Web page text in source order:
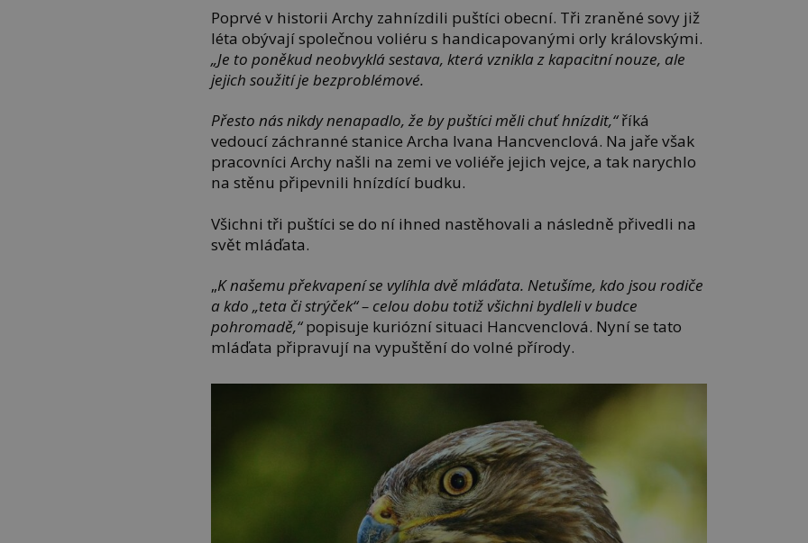
Poprvé v historii Archy zahnízdili puštíci obecní. Tři zraněné sovy již
léta obývají společnou voliéru s handicapovanými orly královskými.
„Je to poněkud neobvyklá sestava, která vznikla z kapacitní nouze, ale
jejich soužití je bezproblémové.
Přesto nás nikdy nenapadlo, že by puštíci měli chuť hnízdit,“říká
vedoucí záchranné stanice Archa Ivana Hancvenclová. Na jaře však
pracovníci Archy našli na zemi ve voliéře jejich vejce, a tak narychlo
na stěnu připevnili hnízdící budku.
Všichni tři puštíci se do ní ihned nastěhovali a následně přivedli na
svět mláďata.
„K našemu překvapení se vylíhla dvě mláďata. Netušíme, kdo jsou rodiče
a kdo „teta či strýček“ – celou dobu totiž všichni bydleli v budce
pohromadě,“popisuje kuriózní situaci Hancvenclová. Nyní se tato
mláďata připravují na vypuštění do volné přírody.